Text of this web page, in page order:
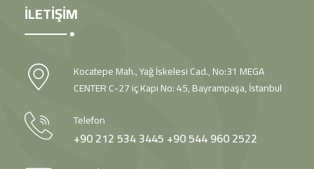
İLETİŞİM
Kocatepe Mah., Yağ İskelesi Cad., No:31 MEGA
CENTER C-27 iç Kapı No: 45, Bayrampaşa, İstanbul
Telefon
+90 212 534 3445 +90 544 960 2522